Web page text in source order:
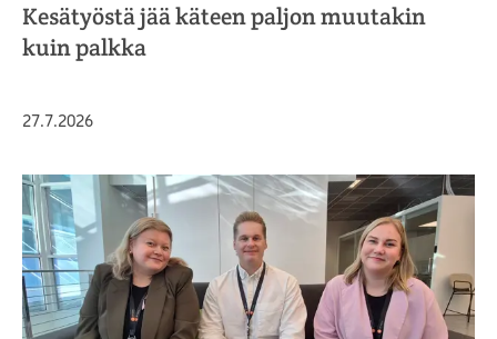
Kesätyöstä jää käteen paljon muutakin
kuin palkka
Julkaistu
27.7.2026